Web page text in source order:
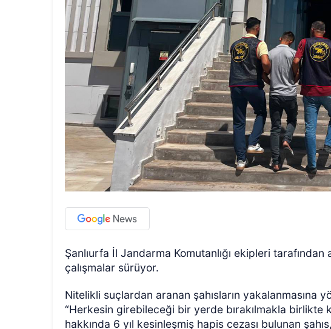
Şanlıurfa İl Jandarma Komutanlığı ekipleri tarafından
çalışmalar sürüyor.
Nitelikli suçlardan aranan şahısların yakalanmasına
“Herkesin girebileceği bir yerde bırakılmakla birlikte
hakkında 6 yıl kesinleşmiş hapis cezası bulunan